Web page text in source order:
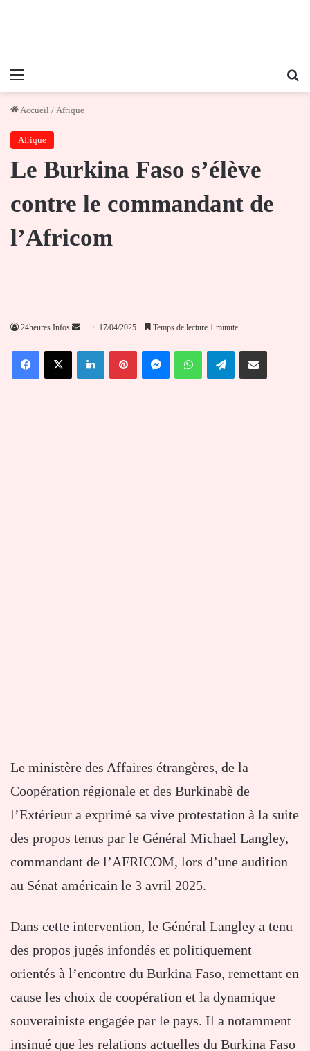
Menu
Accueil / Afrique
Afrique
Le Burkina Faso s’élève
contre le commandant de
l’Africom
24heures Infos
Envoyer
courriel
17/04/2025 Temps de lecture 1 minute
FacebookX LinkedinPinterestMessengerWhatsAppTelegramPartager par email
Le ministère des Affaires étrangères, de la
Coopération régionale et des Burkinabè de
l’Extérieur a exprimé sa vive protestation à la suite
des propos tenus par le Général Michael Langley,
commandant de l’AFRICOM, lors d’une audition
au Sénat américain le 3 avril 2025.
Dans cette intervention, le Général Langley a tenu
des propos jugés infondés et politiquement
orientés à l’encontre du Burkina Faso, remettant en
cause les choix de coopération et la dynamique
souverainiste engagée par le pays. Il a notamment
insinué que les relations actuelles du Burkina Faso